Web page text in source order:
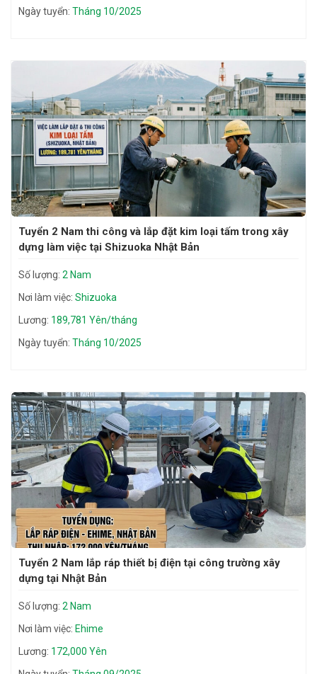
Ngày tuyển: Tháng 10/2025
Tuyển 2 Nam thi công và lắp đặt kim loại tấm trong xây
dựng làm việc tại Shizuoka Nhật Bản
Số lượng: 2 Nam
Nơi làm việc: Shizuoka
Lương: 189,781 Yên/tháng
Ngày tuyển: Tháng 10/2025
Tuyển 2 Nam lắp ráp thiết bị điện tại công trường xây
dựng tại Nhật Bản
Số lượng: 2 Nam
Nơi làm việc: Ehime
Lương: 172,000 Yên